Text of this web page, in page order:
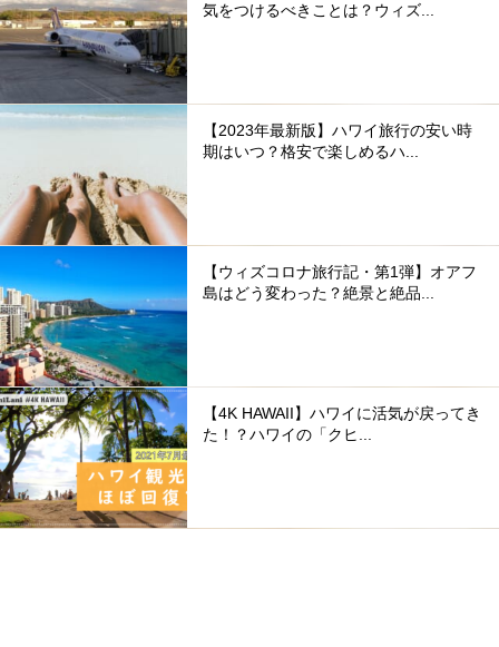
気をつけるべきことは？ウィズ...
【2023年最新版】ハワイ旅行の安い時
期はいつ？格安で楽しめるハ...
【ウィズコロナ旅行記・第1弾】オアフ
島はどう変わった？絶景と絶品...
【4K HAWAII】ハワイに活気が戻ってき
た！？ハワイの「クヒ...